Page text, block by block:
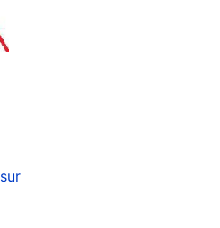
sur